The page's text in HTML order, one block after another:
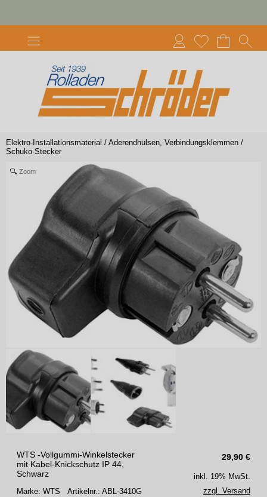
Elektro-Installationsmaterial / Aderendhülsen, Verbindungsklemmen /
Schuko-Stecker
Zoom
29,90 €
WTS -Vollgummi-Winkelstecker
mit Kabel-Knickschutz IP 44,
Schwarz
Marke: WTS Artikelnr.: ABL-3410G
inkl. 19% MwSt.
zzgl. Versand